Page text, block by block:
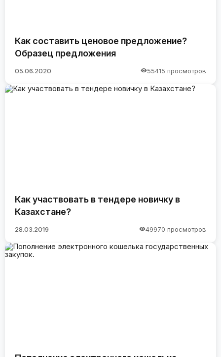
Как составить ценовое предложение?
Образец предложения
05.06.2020 55415 просмотров
Как участвовать в тендере новичку в
Казахстане?
28.03.2019 49970 просмотров